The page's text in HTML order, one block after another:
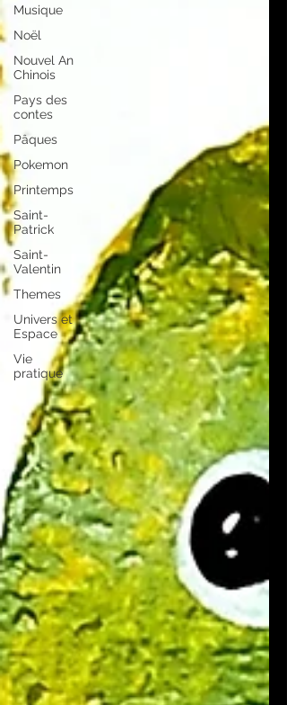
Musique
Noël
Nouvel An
Chinois
Pays des
contes
Pâques
Pokemon
Printemps
Saint-
Patrick
Saint-
Valentin
Themes
Univers et
Espace
Vie
pratique